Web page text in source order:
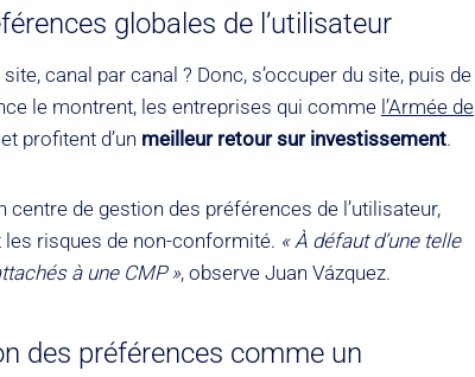
globales de l’utilisateur
canal par canal ? Donc, s’occuper du site, puis de
le montrent, les entreprises qui comme l’Armée de
profitent d’un meilleur retour sur investissement.
de gestion des préférences de l’utilisateur,
risques de non-conformité. « À défaut d’une telle
à une CMP », observe Juan Vázquez.
des préférences comme un